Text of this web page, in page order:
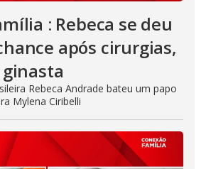
: Rebeca se deu
após cirurgias,
Rebeca Andrade bateu um papo
Mylena Ciribelli